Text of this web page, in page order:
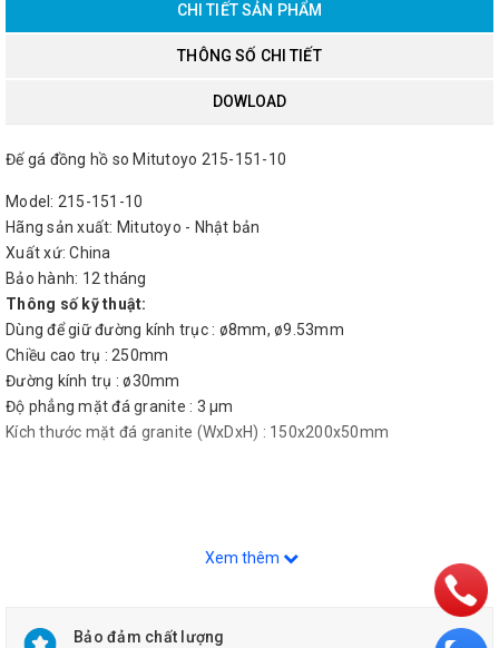
CHI TIẾT SẢN PHẨM
THÔNG SỐ CHI TIẾT
DOWLOAD
Đế gá đồng hồ so Mitutoyo 215-151-10
Model: 215-151-10
Hãng sản xuất: Mitutoyo - Nhật bản
Xuất xứ: China
Bảo hành: 12 tháng
Thông số kỹ thuật:
Dùng để giữ đường kính trục : ø8mm, ø9.53mm
Chiều cao trụ : 250mm
Đường kính trụ : ø30mm
Độ phẳng mặt đá granite : 3 µm
Kích thước mặt đá granite (WxDxH) : 150x200x50mm
Xem thêm
Bảo đảm chất lượng